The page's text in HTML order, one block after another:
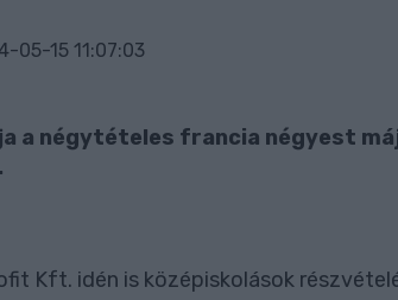
05-15 11:07:03
a négytételes francia négyest
Kft. idén is középiskolások